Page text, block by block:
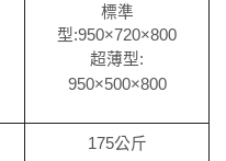
標準
型:950×720×800
超薄型:
950×500×800
175公斤